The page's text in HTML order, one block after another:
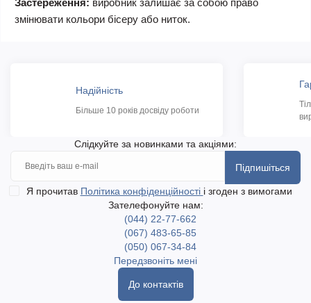
Застереження: виробник залишає за собою право
змінювати кольори бісеру або ниток.
Надійність
Більше 10 років досвіду роботи
Слідкуйте за новинками та акціями:
Підпишіться
Я прочитав Політика конфіденційності і згоден з вимогами
Зателефонуйте нам:
(044) 22-77-662
(067) 483-65-85
(050) 067-34-84
Передзвоніть мені
До контактів